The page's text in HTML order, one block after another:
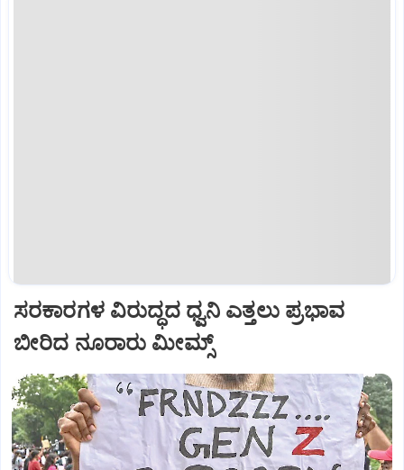
ಸರಕಾರಗಳ ವಿರುದ್ಧದ ಧ್ವನಿ ಎತ್ತಲು ಪ್ರಭಾವ
ಬೀರಿದ ನೂರಾರು ಮೀಮ್ಸ್‌